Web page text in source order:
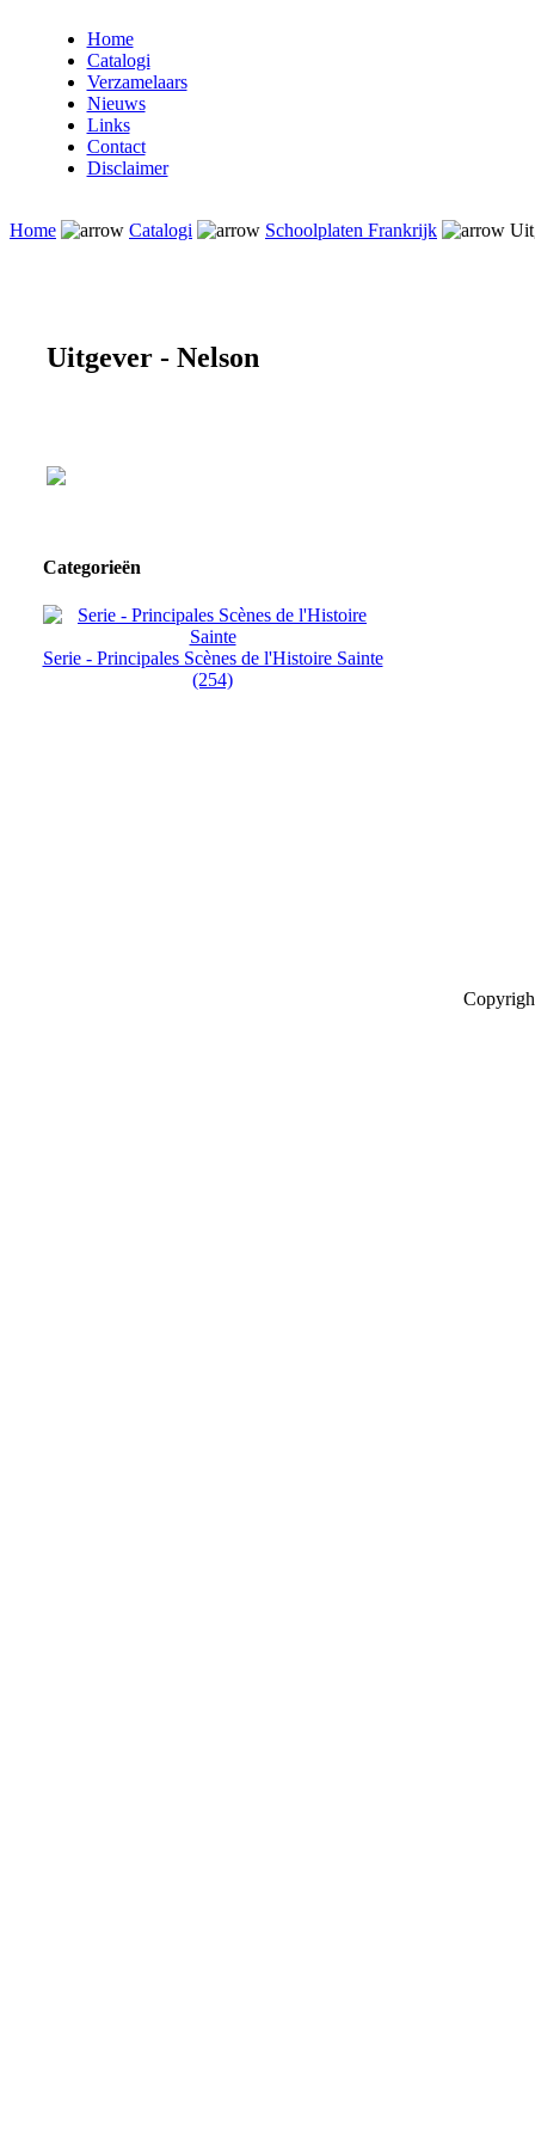
Home
Catalogi
Verzamelaars
Nieuws
Links
Contact
Disclaimer
Home Catalogi Schoolplaten Frankrijk
Uitgever - Nelson
Categorieën
Serie - Principales Scènes de l'Histoire Sainte
(254)